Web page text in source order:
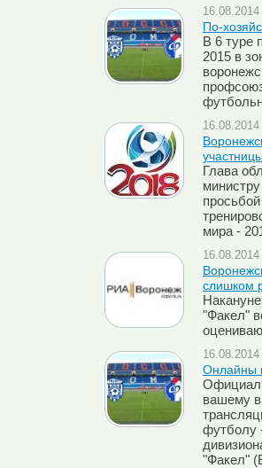
По-
В 6 туре
2015 в
Глава
мира -
слишком
"Факел"
Онлайны
вашему
футболу
"Факел"